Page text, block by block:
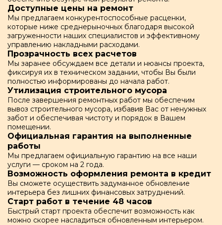
Доступные цены на ремонт
Мы предлагаем конкурентоспособные расценки,
которые ниже среднерыночных благодаря высокой
загруженности наших специалистов и эффективному
управлению накладными расходами.
Прозрачность всех расчетов
Мы заранее обсуждаем все детали и нюансы проекта,
фиксируя их в техническом задании, чтобы Вы были
полностью информированы до начала работ.
Утилизация строительного мусора
После завершения ремонтных работ мы обеспечим
вывоз строительного мусора, избавив Вас от ненужных
забот и обеспечивая чистоту и порядок в Вашем
помещении.
Официальная гарантия на выполненные
работы
Мы предлагаем официальную гарантию на все наши
услуги — сроком на 2 года.
Возможность оформления ремонта в кредит
Вы сможете осуществить задуманное обновление
интерьера без лишних финансовых затруднений.
Старт работ в течение 48 часов
Быстрый старт проекта обеспечит возможность как
можно скорее насладиться обновленным интерьером.